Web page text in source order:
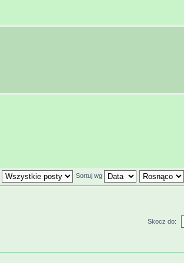
Sortuj wg
Skocz do: